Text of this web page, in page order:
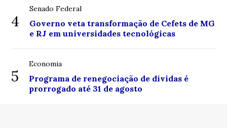
4
Senado Federal
Governo veta transformação de Cefets de MG
e RJ em universidades tecnológicas
5
Economia
Programa de renegociação de dívidas é
prorrogado até 31 de agosto